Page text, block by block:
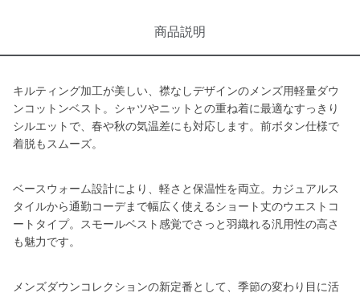
商品説明
キルティング加工が美しい、襟なしデザインのメンズ用軽量ダウ
ンコットンベスト。シャツやニットとの重ね着に最適なすっきり
シルエットで、春や秋の気温差にも対応します。前ボタン仕様で
着脱もスムーズ。
ベースウォーム設計により、軽さと保温性を両立。カジュアルス
タイルから通勤コーデまで幅広く使えるショート丈のウエストコ
ートタイプ。スモールベスト感覚でさっと羽織れる汎用性の高さ
も魅力です。
メンズダウンコレクションの新定番として、季節の変わり目に活